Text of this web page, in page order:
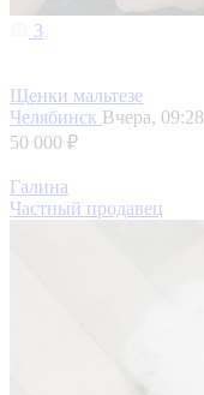
3
Щенки мальтезе
Челябинск Вчера, 09:28
50 000 ₽
Галина
Частный продавец